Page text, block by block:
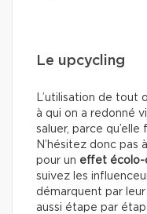
Le upcycling
L’utilisation de
à qui on a redonné
saluer, parce qu’elle
N’hésitez donc pas
pour un effet écolo-
suivez les
démarquent par
aussi étape par